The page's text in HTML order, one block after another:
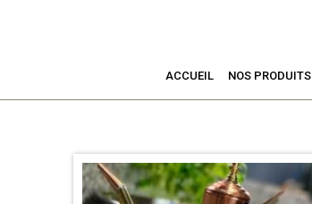
ACCUEIL NOS PRODUITS